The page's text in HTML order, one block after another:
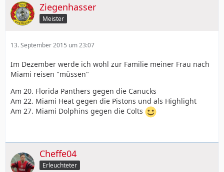
Ziegenhasser
Meister
13. September 2015 um 23:07
Im Dezember werde ich wohl zur Familie meiner Frau nach
Miami reisen "müssen"
Am 20. Florida Panthers gegen die Canucks
Am 22. Miami Heat gegen die Pistons und als Highlight
Am 27. Miami Dolphins gegen die Colts
Cheffe04
Erleuchteter